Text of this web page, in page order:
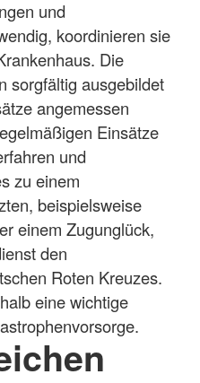
und
koordinieren sie
Die
sorgfältig ausgebildet
angemessen
Einsätze
und
zu einem
beispielsweise
einem Zugunglück,
den
Roten Kreuzes.
eine wichtige